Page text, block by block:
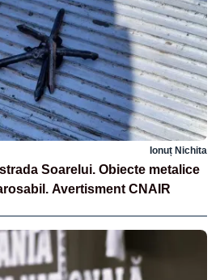
Ionuț Nichita
Soarelui. Obiecte metalice
Avertisment CNAIR